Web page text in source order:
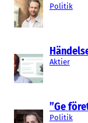
Politik
Aktier
”Ge
Politik